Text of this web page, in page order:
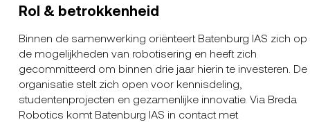
Rol & betrokkenheid
Binnen de samenwerking oriënteert Batenburg IAS zich op
de mogelijkheden van robotisering en heeft zich
gecommitteerd om binnen drie jaar hierin te investeren. De
organisatie stelt zich open voor kennisdeling,
studentenprojecten en gezamenlijke innovatie. Via Breda
Robotics komt Batenburg IAS in contact met